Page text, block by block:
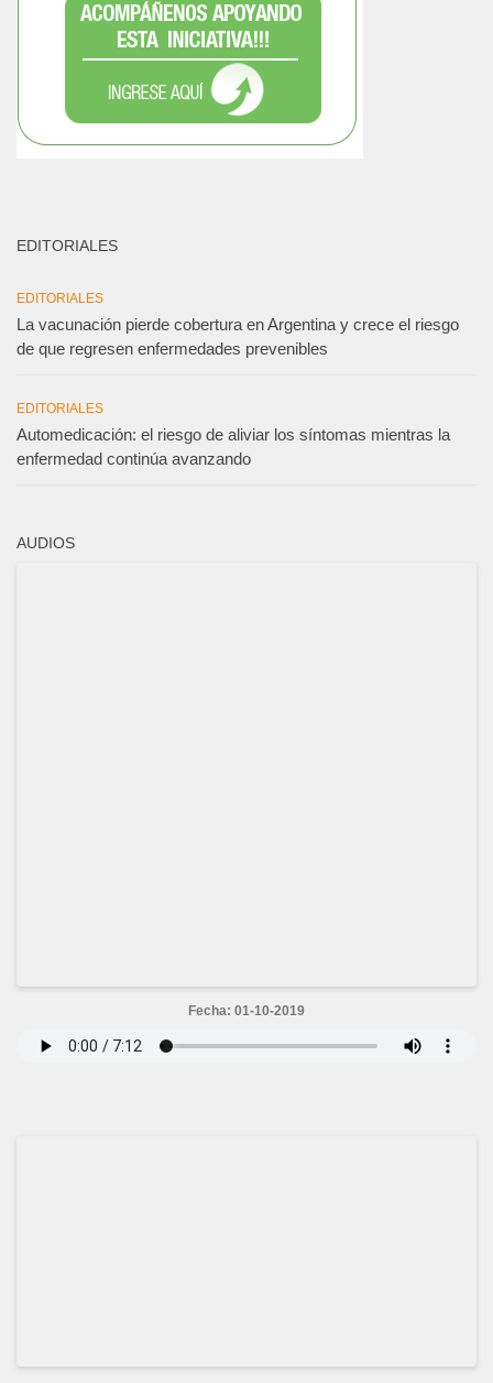
EDITORIALES
EDITORIALES
La vacunación pierde cobertura en Argentina y crece el riesgo
de que regresen enfermedades prevenibles
EDITORIALES
Automedicación: el riesgo de aliviar los síntomas mientras la
enfermedad continúa avanzando
AUDIOS
Fecha: 01-10-2019